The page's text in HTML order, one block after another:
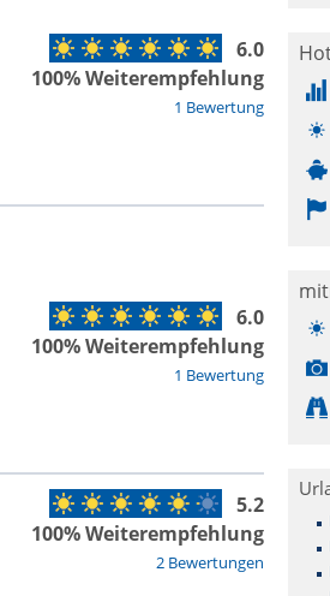
1 Bewertung
6.0
100% Weiterempfehlung
1 Bewertung
6.0
100% Weiterempfehlung
2 Bewertungen
5.2
100% Weiterempfehlung